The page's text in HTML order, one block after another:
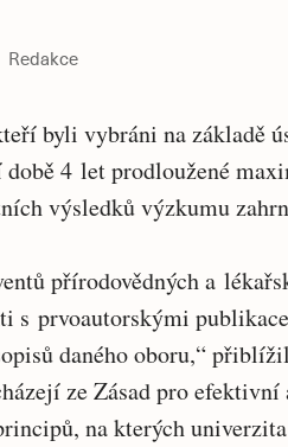
Redakce
byli vybráni na základě
době 4 let prodloužené
výsledků výzkumu
přírodovědných a
s prvoautorskými
daného oboru,“
ze Zásad pro
na kterých